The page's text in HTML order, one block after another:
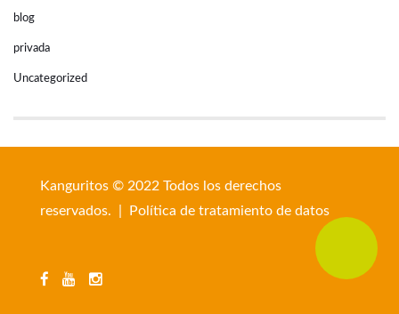
blog
privada
Uncategorized
Kanguritos © 2022 Todos los derechos
reservados. |
Política de tratamiento de datos